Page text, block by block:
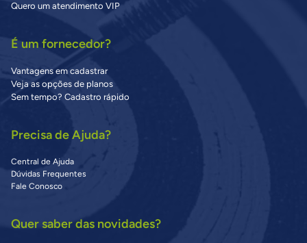
Quero um atendimento VIP
É um fornecedor?
Vantagens em cadastrar
Veja as opções de planos
Sem tempo? Cadastro rápido
Precisa de Ajuda?
Central de Ajuda
Dúvidas Frequentes
Fale Conosco
Quer saber das novidades?